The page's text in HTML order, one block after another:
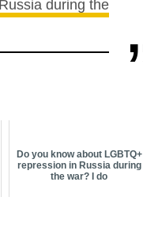
during the
Do you know about LGBTQ+
repression in Russia during
the war? I do